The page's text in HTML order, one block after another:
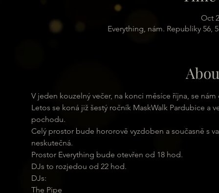
Oct
Everything, nám. Republiky 56,
V jeden kouzelný večer, na konci měsíce října, se
Letos se koná již šestý ročník MaskWalk Pardubice
pochodu.
Celý prostor bude hororově vyzdoben a současně s
neskutečná.
Prostor Everything bude otevřen od 18 hod.
DJs to rozjedou od 22 hod.
DJs:
The Pipe